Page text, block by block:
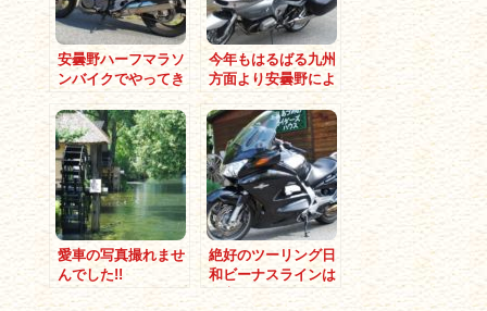
安曇野ハーフマラソ
ンバイクでやってき
今年もはるばる九州
方面より安曇野によ
愛車の写真撮れませ
んでした!!
絶好のツーリング日
和ビーナスラインは